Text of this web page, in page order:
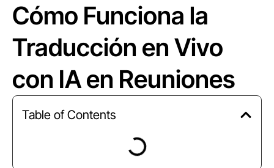
Cómo Funciona la
Traducción en Vivo
con IA en Reuniones
Table of Contents